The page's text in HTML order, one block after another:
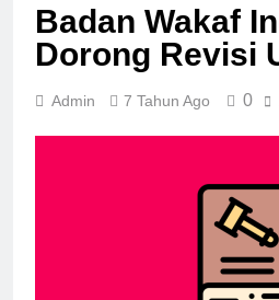
Badan Wakaf
Dorong Revisi
Admin 7 Tahun Ago 0